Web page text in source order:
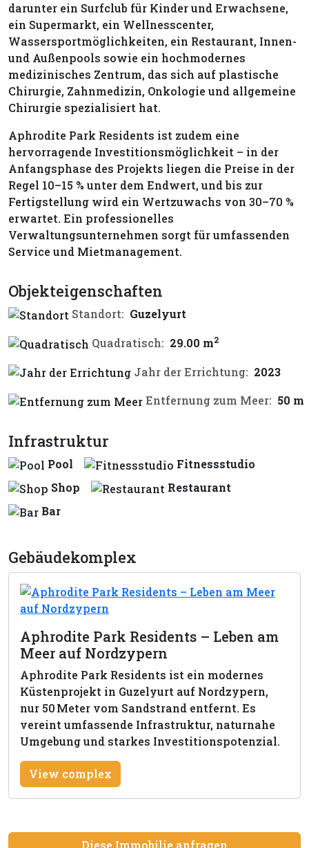
darunter ein Surfclub für Kinder und Erwachsene,
ein Supermarkt, ein Wellnesscenter,
Wassersportmöglichkeiten, ein Restaurant, Innen-
und Außenpools sowie ein hochmodernes
medizinisches Zentrum, das sich auf plastische
Chirurgie, Zahnmedizin, Onkologie und allgemeine
Chirurgie spezialisiert hat.
Aphrodite Park Residents ist zudem eine
hervorragende Investitionsmöglichkeit – in der
Anfangsphase des Projekts liegen die Preise in der
Regel 10–15 % unter dem Endwert, und bis zur
Fertigstellung wird ein Wertzuwachs von 30–70 %
erwartet. Ein professionelles
Verwaltungsunternehmen sorgt für umfassenden
Service und Mietmanagement.
Objekteigenschaften
Standort: Guzelyurt
Quadratisch: 29.00 m2
Jahr der Errichtung: 2023
Entfernung zum Meer: 50 m
Infrastruktur
Pool
Fitnessstudio
Shop
Restaurant
Bar
Gebäudekomplex
Aphrodite Park Residents – Leben am
Meer auf Nordzypern
Aphrodite Park Residents ist ein modernes
Küstenprojekt in Guzelyurt auf Nordzypern,
nur 50 Meter vom Sandstrand entfernt. Es
vereint umfassende Infrastruktur, naturnahe
Umgebung und starkes Investitionspotenzial.
View complex
Diese Immobilie anfragen